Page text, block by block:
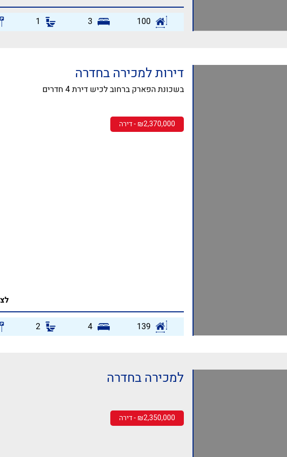
100
3
1
דירות למכירה בחדרה
בשכונת הפארק ברחוב לכיש דירת 4 חדרים
₪2,370,000 - דירה
139
4
2
למכירה בחדרה
₪2,350,000 - דירה